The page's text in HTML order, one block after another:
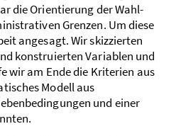
die Orientierung der Wahl­
Grenzen. Um diese
angesagt. Wir skizzierten
kon­struierten Variablen und
wir am Ende die Kriterien aus
Modell aus
und einer